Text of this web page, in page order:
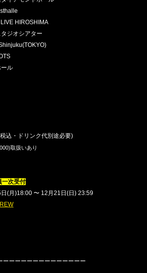
HIROSHIMA
ジオシアター
ール
税込・ドリンク代別途必要)
取扱いあり
一次受付
日(月)18:00〜 12 月21 日(日) 23:59
ーーーーーーーーーーーーーー